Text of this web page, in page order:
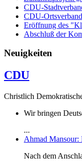
CDU-
CDU-
Eröffnung des
Abschluß der
Neuigkeiten
CDU
Christlich
Wir bringen
...
Ahmad Mansour:
Nach dem